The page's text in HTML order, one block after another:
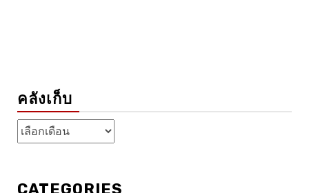
คลังเก็บ
คลัง
เก็บ